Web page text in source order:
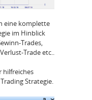
eine komplette
im Hinblick
Trades,
Trade etc..
hilfreiches
Strategie.